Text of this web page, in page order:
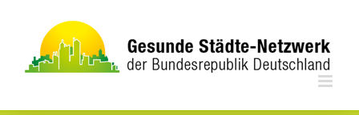
springen